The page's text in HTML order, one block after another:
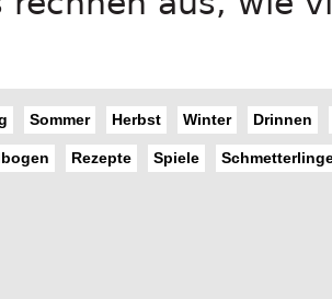
Sommer Herbst Winter Drinnen
Rezepte Spiele